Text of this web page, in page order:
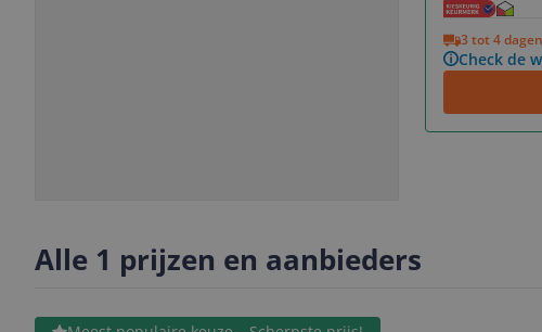
3 tot 4 dagen
Check de
Alle 1 prijzen en aanbieders